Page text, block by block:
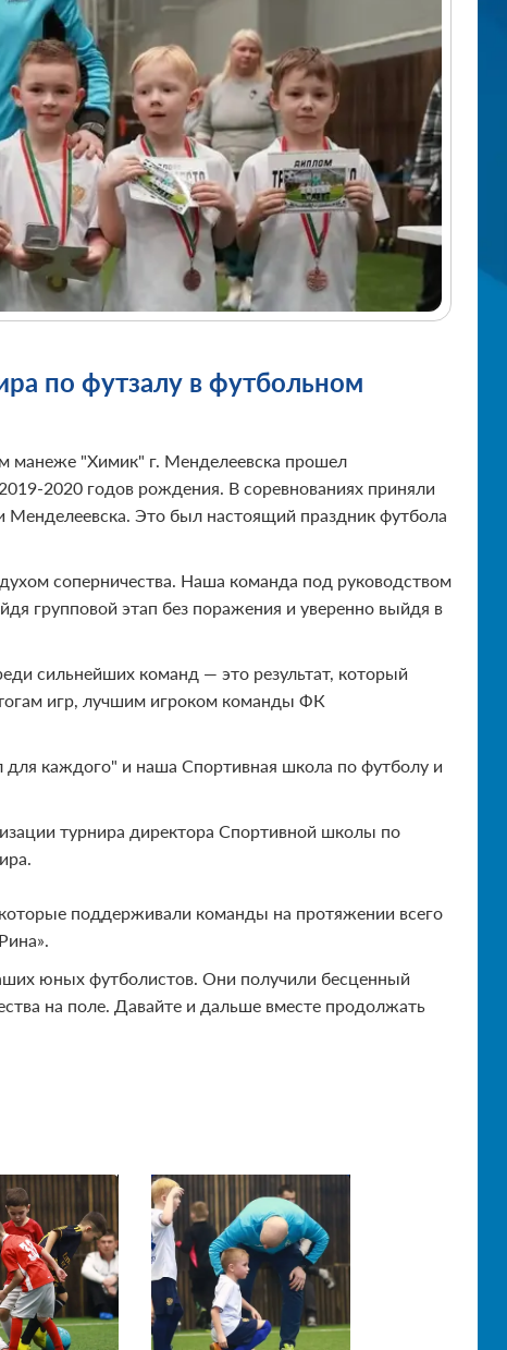
по футзалу в футбольном
манеже "Химик" г. Менделеевска прошел
2020 годов рождения. В соревнованиях приняли
Это был настоящий праздник футбола
соперничества. Наша команда под руководством
групповой этап без поражения и уверенно выйдя в
сильнейших команд — это результат, который
игр, лучшим игроком команды ФК
для каждого" и наша Спортивная школа по футболу и
турнира директора Спортивной школы по
поддерживали команды на протяжении всего
юных футболистов. Они получили бесценный
на поле. Давайте и дальше вместе продолжать